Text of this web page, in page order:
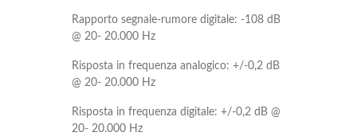
Rapporto segnale-rumore digitale: -108 dB
@ 20- 20.000 Hz
Risposta in frequenza analogico: +/-0,2 dB
@ 20- 20.000 Hz
Risposta in frequenza digitale: +/-0,2 dB @
20- 20.000 Hz